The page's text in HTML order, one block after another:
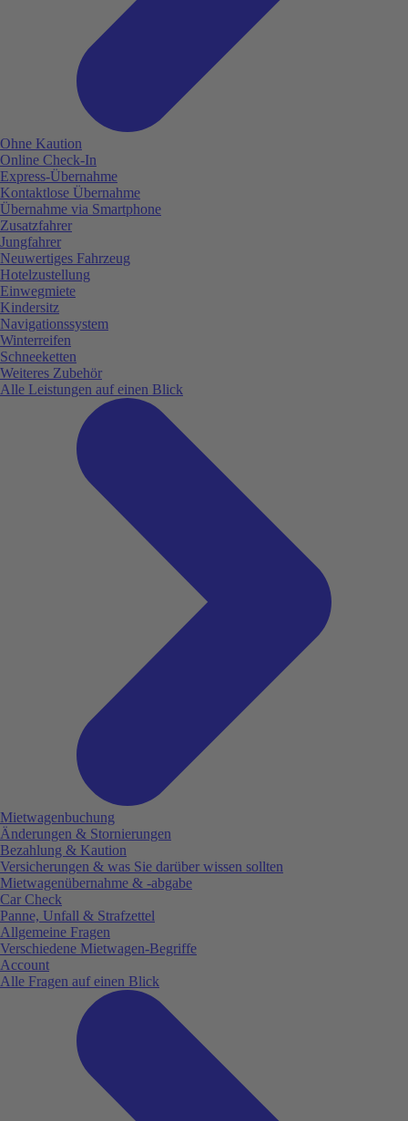
Ohne Kaution
Online Check-In
Express-Übernahme
Kontaktlose Übernahme
Übernahme via Smartphone
Zusatzfahrer
Jungfahrer
Neuwertiges Fahrzeug
Hotelzustellung
Einwegmiete
Kindersitz
Navigationssystem
Winterreifen
Schneeketten
Weiteres Zubehör
Alle Leistungen auf einen Blick
Mietwagenbuchung
Änderungen & Stornierungen
Bezahlung & Kaution
Versicherungen & was Sie darüber wissen sollten
Mietwagenübernahme & -abgabe
Car Check
Panne, Unfall & Strafzettel
Allgemeine Fragen
Verschiedene Mietwagen-Begriffe
Account
Alle Fragen auf einen Blick